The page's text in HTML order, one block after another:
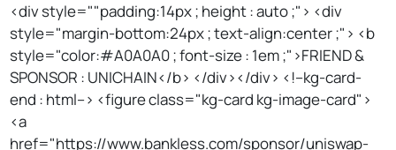
<div style=""padding:14px ; height : auto ;"> <div
style="margin-bottom:24px ; text-align:center ;"> <b
style="color:#A0A0A0 ; font-size : 1em ;">FRIEND &
SPONSOR : UNICHAIN</b> </div></div> <!--kg-card-
end : html--> <figure class="kg-card kg-image-card">
<a
href="https://www.bankless.com/sponsor/uniswap-